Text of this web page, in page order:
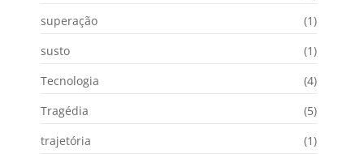
superação
(1)
susto
(1)
Tecnologia
(4)
Tragédia
(5)
trajetória
(1)